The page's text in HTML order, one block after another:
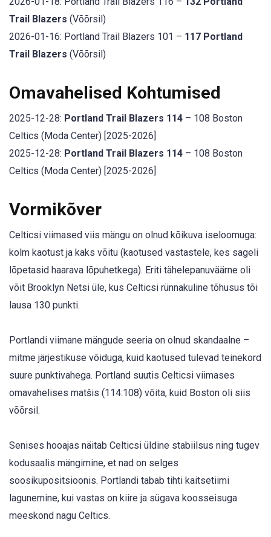
Trail Blazers (Võõrsil)
2026-01-16: Portland Trail Blazers 101 – 117 Portland
Trail Blazers (Võõrsil)
Omavahelised Kohtumised
2025-12-28: Portland Trail Blazers 114 – 108 Boston
Celtics (Moda Center) [2025-2026]
2025-12-28: Portland Trail Blazers 114 – 108 Boston
Celtics (Moda Center) [2025-2026]
Vormikõver
Celticsi viimased viis mängu on olnud kõikuva iseloomuga:
kolm kaotust ja kaks võitu (kaotused vastastele, kes sageli
lõpetasid haarava lõpuhetkega). Eriti tähelepanuväärne oli
võit Brooklyn Netsi üle, kus Celticsi rünnakuline tõhusus tõi
lausa 130 punkti.
Portlandi viimane mängude seeria on olnud skandaalne –
mitme järjestikuse võiduga, kuid kaotused tulevad teinekord
suure punktivahega. Portland suutis Celticsi viimases
omavahelises matšis (114:108) võita, kuid Boston oli siis
võõrsil.
Senises hooajas näitab Celticsi üldine stabiilsus ning tugev
kodusaalis mängimine, et nad on selges
soosikupositsioonis. Portlandi tabab tihti kaitsetiimi
lagunemine, kui vastas on kiire ja sügava koosseisuga
meeskond nagu Celtics.